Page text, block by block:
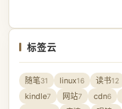
标签云
随笔31 linux16 读书12
kindle7 网站7 cdn6